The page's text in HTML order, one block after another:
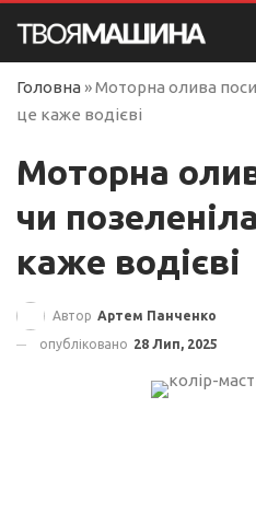
Головна »Моторна олива
це каже водієві
Моторна
чи
каже водієві
Автор Артем Панченко
опубліковано 28 Лип, 2025